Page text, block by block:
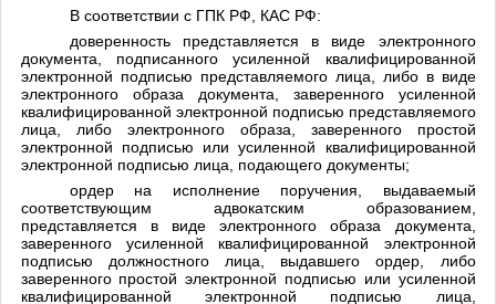
В соответствии с ГПК РФ, КАС РФ:
доверенность представляется в виде электронного
документа, подписанного усиленной квалифицированной
электронной подписью представляемого лица, либо в виде
электронного образа документа, заверенного усиленной
квалифицированной электронной подписью представляемого
лица, либо электронного образа, заверенного простой
электронной подписью или усиленной квалифицированной
электронной подписью лица, подающего документы;
ордер на исполнение поручения, выдаваемый
соответствующим адвокатским образованием,
представляется в виде электронного образа документа,
заверенного усиленной квалифицированной электронной
подписью должностного лица, выдавшего ордер, либо
заверенного простой электронной подписью или усиленной
квалифицированной электронной подписью лица,